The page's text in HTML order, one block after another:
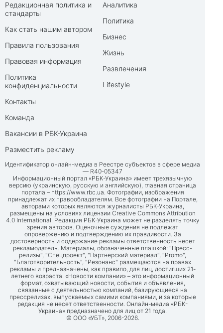
Редакционная политика и
стандарты
Как стать нашим автором
Правила пользования
Правовая информация
Политика
конфиденциальности
Контакты
Команда
Вакансии в РБК-Украина
Разместить рекламу
Аналитика
Политика
Бизнес
Жизнь
Развлечения
Lifestyle
Идентификатор онлайн-медиа в Реестре субъектов в сфере медиа
— R40-05347
Информационный портал «РБК-Украина» имеет трехязычную
версию (украинскую, русскую и английскую), главная страница
портала – https://www.rbc.ua. Фотографии, изображения
принадлежат их правообладателям. Все фотографии на Портале,
авторами которых являются журналисты РБК-Украина,
размещены на условиях лицензии Creative Commons Attribution
4.0 International. Редакция РБК-Украина может не разделять точку
зрения авторов. Оценочные суждения не подлежат
опровержению и подтверждению их правдивости. За
достоверность и содержание рекламы ответственность несет
рекламодатель. Материалы, обозначенные плашкой: "Пресс-
релизы", "Спецпроект", "Партнерский материал", "Promo",
"Благотворительность", "Резонанс" размещаются на правах
рекламы и предназначены, как правило, для лиц, достигших 21-
летнего возраста. «Новости компании» – это информационный
формат, охватывающий новости, события и объявления,
связанные с деятельностью компаний, базирующиеся на
прессрелизах, выпускаемых самими компаниями, и за которые
редакция не несет ответственности. Онлайн-медиа «РБК-
Украина» предназначено для лиц от 21 года.
© ООО «УБТ», 2006-2026.